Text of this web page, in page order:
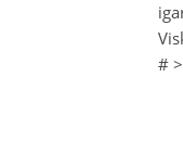
# >